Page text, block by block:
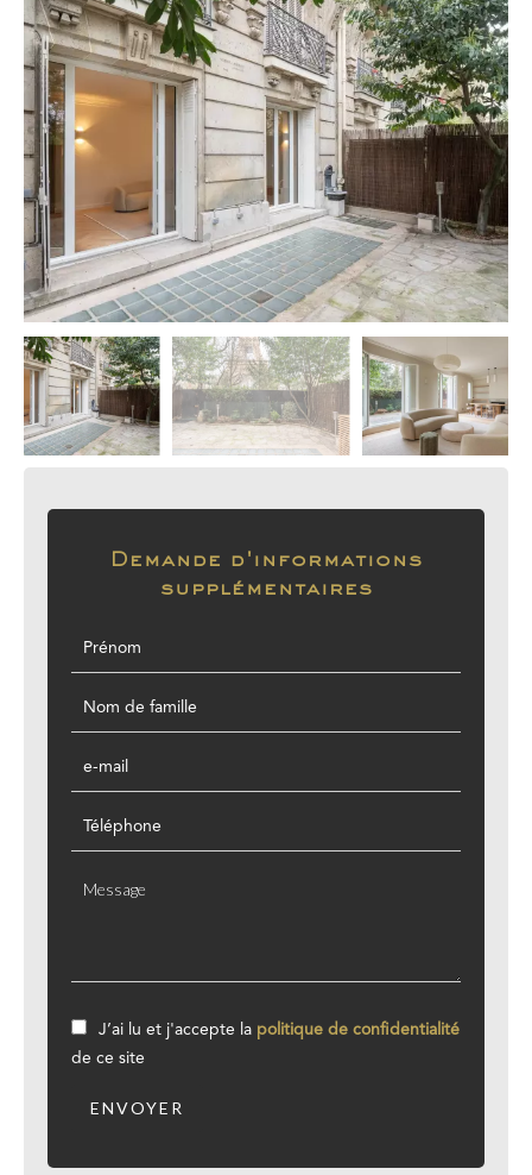
Demande d'informations
supplémentaires
J’ai lu et j'accepte la politique de confidentialité
de ce site
ENVOYER